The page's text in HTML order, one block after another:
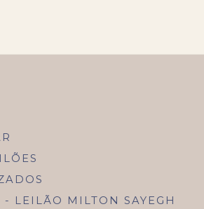
- LEILÃO MILTON SAYEGH